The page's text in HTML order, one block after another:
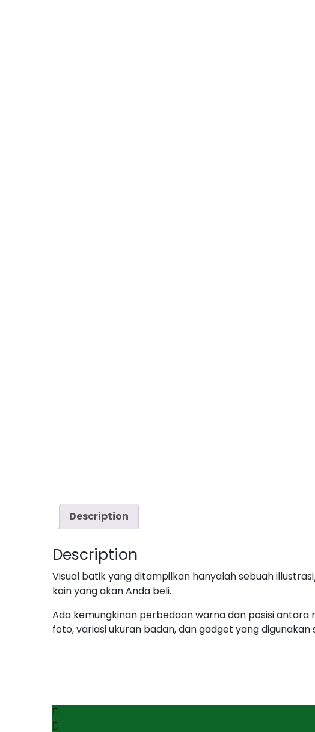
Description
Description
Visual batik yang ditampilkan hanyalah sebuah
kain yang akan Anda beli.
Ada kemungkinan perbedaan warna dan posisi
foto, variasi ukuran badan, dan gadget yang